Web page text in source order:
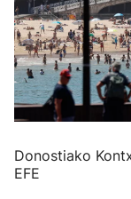
Donostiako
EFE